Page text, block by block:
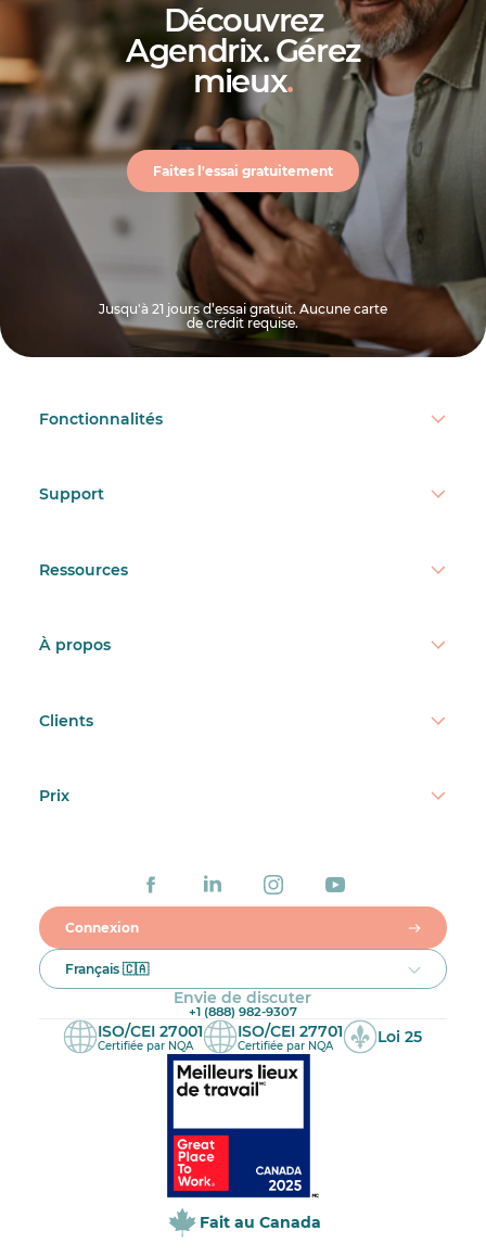
Découvrez
Agendrix. Gérez
mieux.
Faites l'essai gratuitement
Jusqu'à 21 jours d’essai gratuit. Aucune carte
de crédit requise.
Fonctionnalités
Support
Ressources
À propos
Clients
Prix
Connexion
Français 🇨🇦
Envie de discuter
+1 (888) 982-9307
ISO/CEI 27001
Certifiée par NQA
ISO/CEI 27701
Certifiée par NQA Loi 25
Fait au Canada